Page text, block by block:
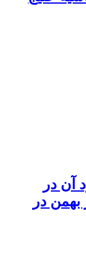
آن در
بهمن در